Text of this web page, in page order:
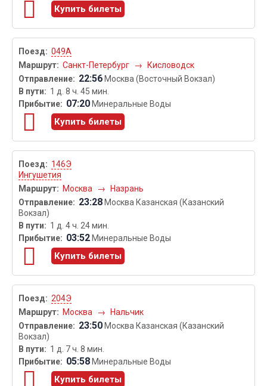
Купить билеты
049А
Санкт-Петербург
→ Кисловодск
22:56 Москва (Восточный Вокзал)
1 д. 8 ч. 45 мин.
07:20 Минеральные Воды
Купить билеты
146Э
Ингушетия
Москва
→ Назрань
23:28 Москва Казанская (Казанский
Вокзал)
1 д. 4 ч. 24 мин.
03:52 Минеральные Воды
Купить билеты
204Э
Москва
→ Нальчик
23:50 Москва Казанская (Казанский
Вокзал)
1 д. 7 ч. 8 мин.
05:58 Минеральные Воды
Купить билеты